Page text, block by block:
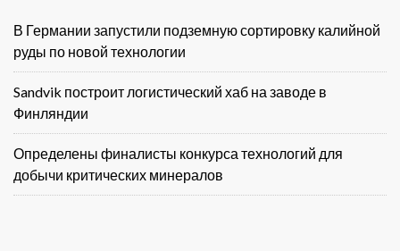
В Германии запустили подземную сортировку калийной
руды по новой технологии
Sandvik построит логистический хаб на заводе в
Финляндии
Определены финалисты конкурса технологий для
добычи критических минералов